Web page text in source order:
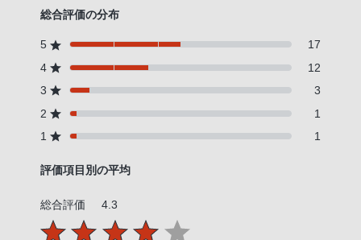
総合評価の分布
5
17
4
12
3
3
2
1
1
1
評価項目別の平均
総合評価 4.3